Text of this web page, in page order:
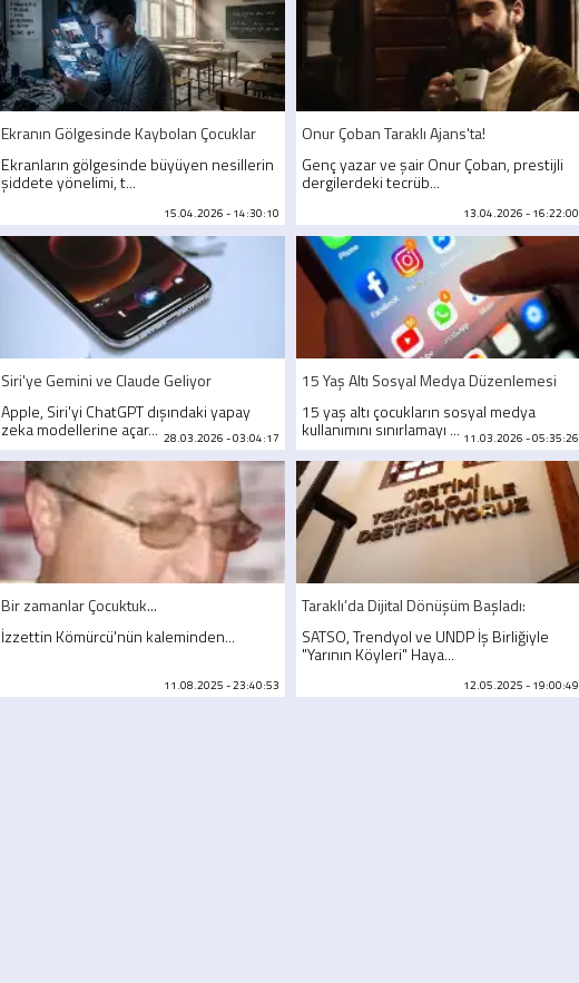
Ekranın Gölgesinde Kaybolan Çocuklar
Ekranların gölgesinde büyüyen nesillerin
şiddete yönelimi, t...
15.04.2026 - 14:30:10
Onur Çoban Taraklı Ajans'ta!
Genç yazar ve şair Onur Çoban, prestijli
dergilerdeki tecrüb...
13.04.2026 - 16:22:00
Siri'ye Gemini ve Claude Geliyor
Apple, Siri'yi ChatGPT dışındaki yapay
zeka modellerine açar... 28.03.2026 - 03:04:17
15 Yaş Altı Sosyal Medya Düzenlemesi
15 yaş altı çocukların sosyal medya
kullanımını sınırlamayı ... 11.03.2026 - 05:35:26
Bir zamanlar Çocuktuk...
İzzettin Kömürcü'nün kaleminden...
11.08.2025 - 23:40:53
Taraklı’da Dijital Dönüşüm Başladı:
SATSO, Trendyol ve UNDP İş Birliğiyle
"Yarının Köyleri" Haya...
12.05.2025 - 19:00:49